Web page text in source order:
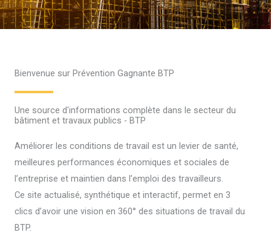
Bienvenue sur Prévention Gagnante BTP
Une source d'informations complète dans le secteur du
bâtiment et travaux publics - BTP
Améliorer les conditions de travail est un levier de santé,
meilleures performances économiques et sociales de
l’entreprise et maintien dans l’emploi des travailleurs.
Ce site actualisé, synthétique et interactif, permet en 3
clics d’avoir une vision en 360° des situations de travail du
BTP.